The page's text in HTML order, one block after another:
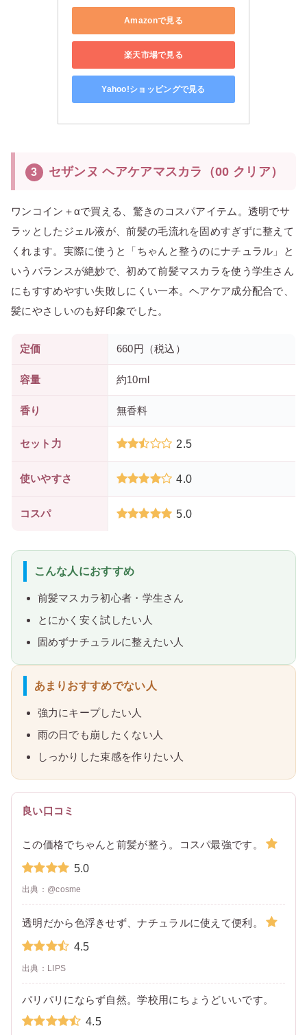
Amazonで見る
楽天市場で見る
Yahoo!ショッピングで見る
3 セザンヌ ヘアケアマスカラ（00 クリア）
ワンコイン＋αで買える、驚きのコスパアイテム。透明でサ
ラッとしたジェル液が、前髪の毛流れを固めすぎずに整えて
くれます。実際に使うと「ちゃんと整うのにナチュラル」と
いうバランスが絶妙で、初めて前髪マスカラを使う学生さん
にもすすめやすい失敗しにくい一本。ヘアケア成分配合で、
髪にやさしいのも好印象でした。
定価 660円（税込）
容量 約10ml
香り 無香料
セット力 2.5
使いやすさ 4.0
コスパ 5.0
こんな人におすすめ
前髪マスカラ初心者・学生さん
とにかく安く試したい人
固めずナチュラルに整えたい人
あまりおすすめでない人
強力にキープしたい人
雨の日でも崩したくない人
しっかりした束感を作りたい人
良い口コミ
この価格でちゃんと前髪が整う。コスパ最強です。
5.0
出典：@cosme
透明だから色浮きせず、ナチュラルに使えて便利。
4.5
出典：LIPS
パリパリにならず自然。学校用にちょうどいいです。
4.5